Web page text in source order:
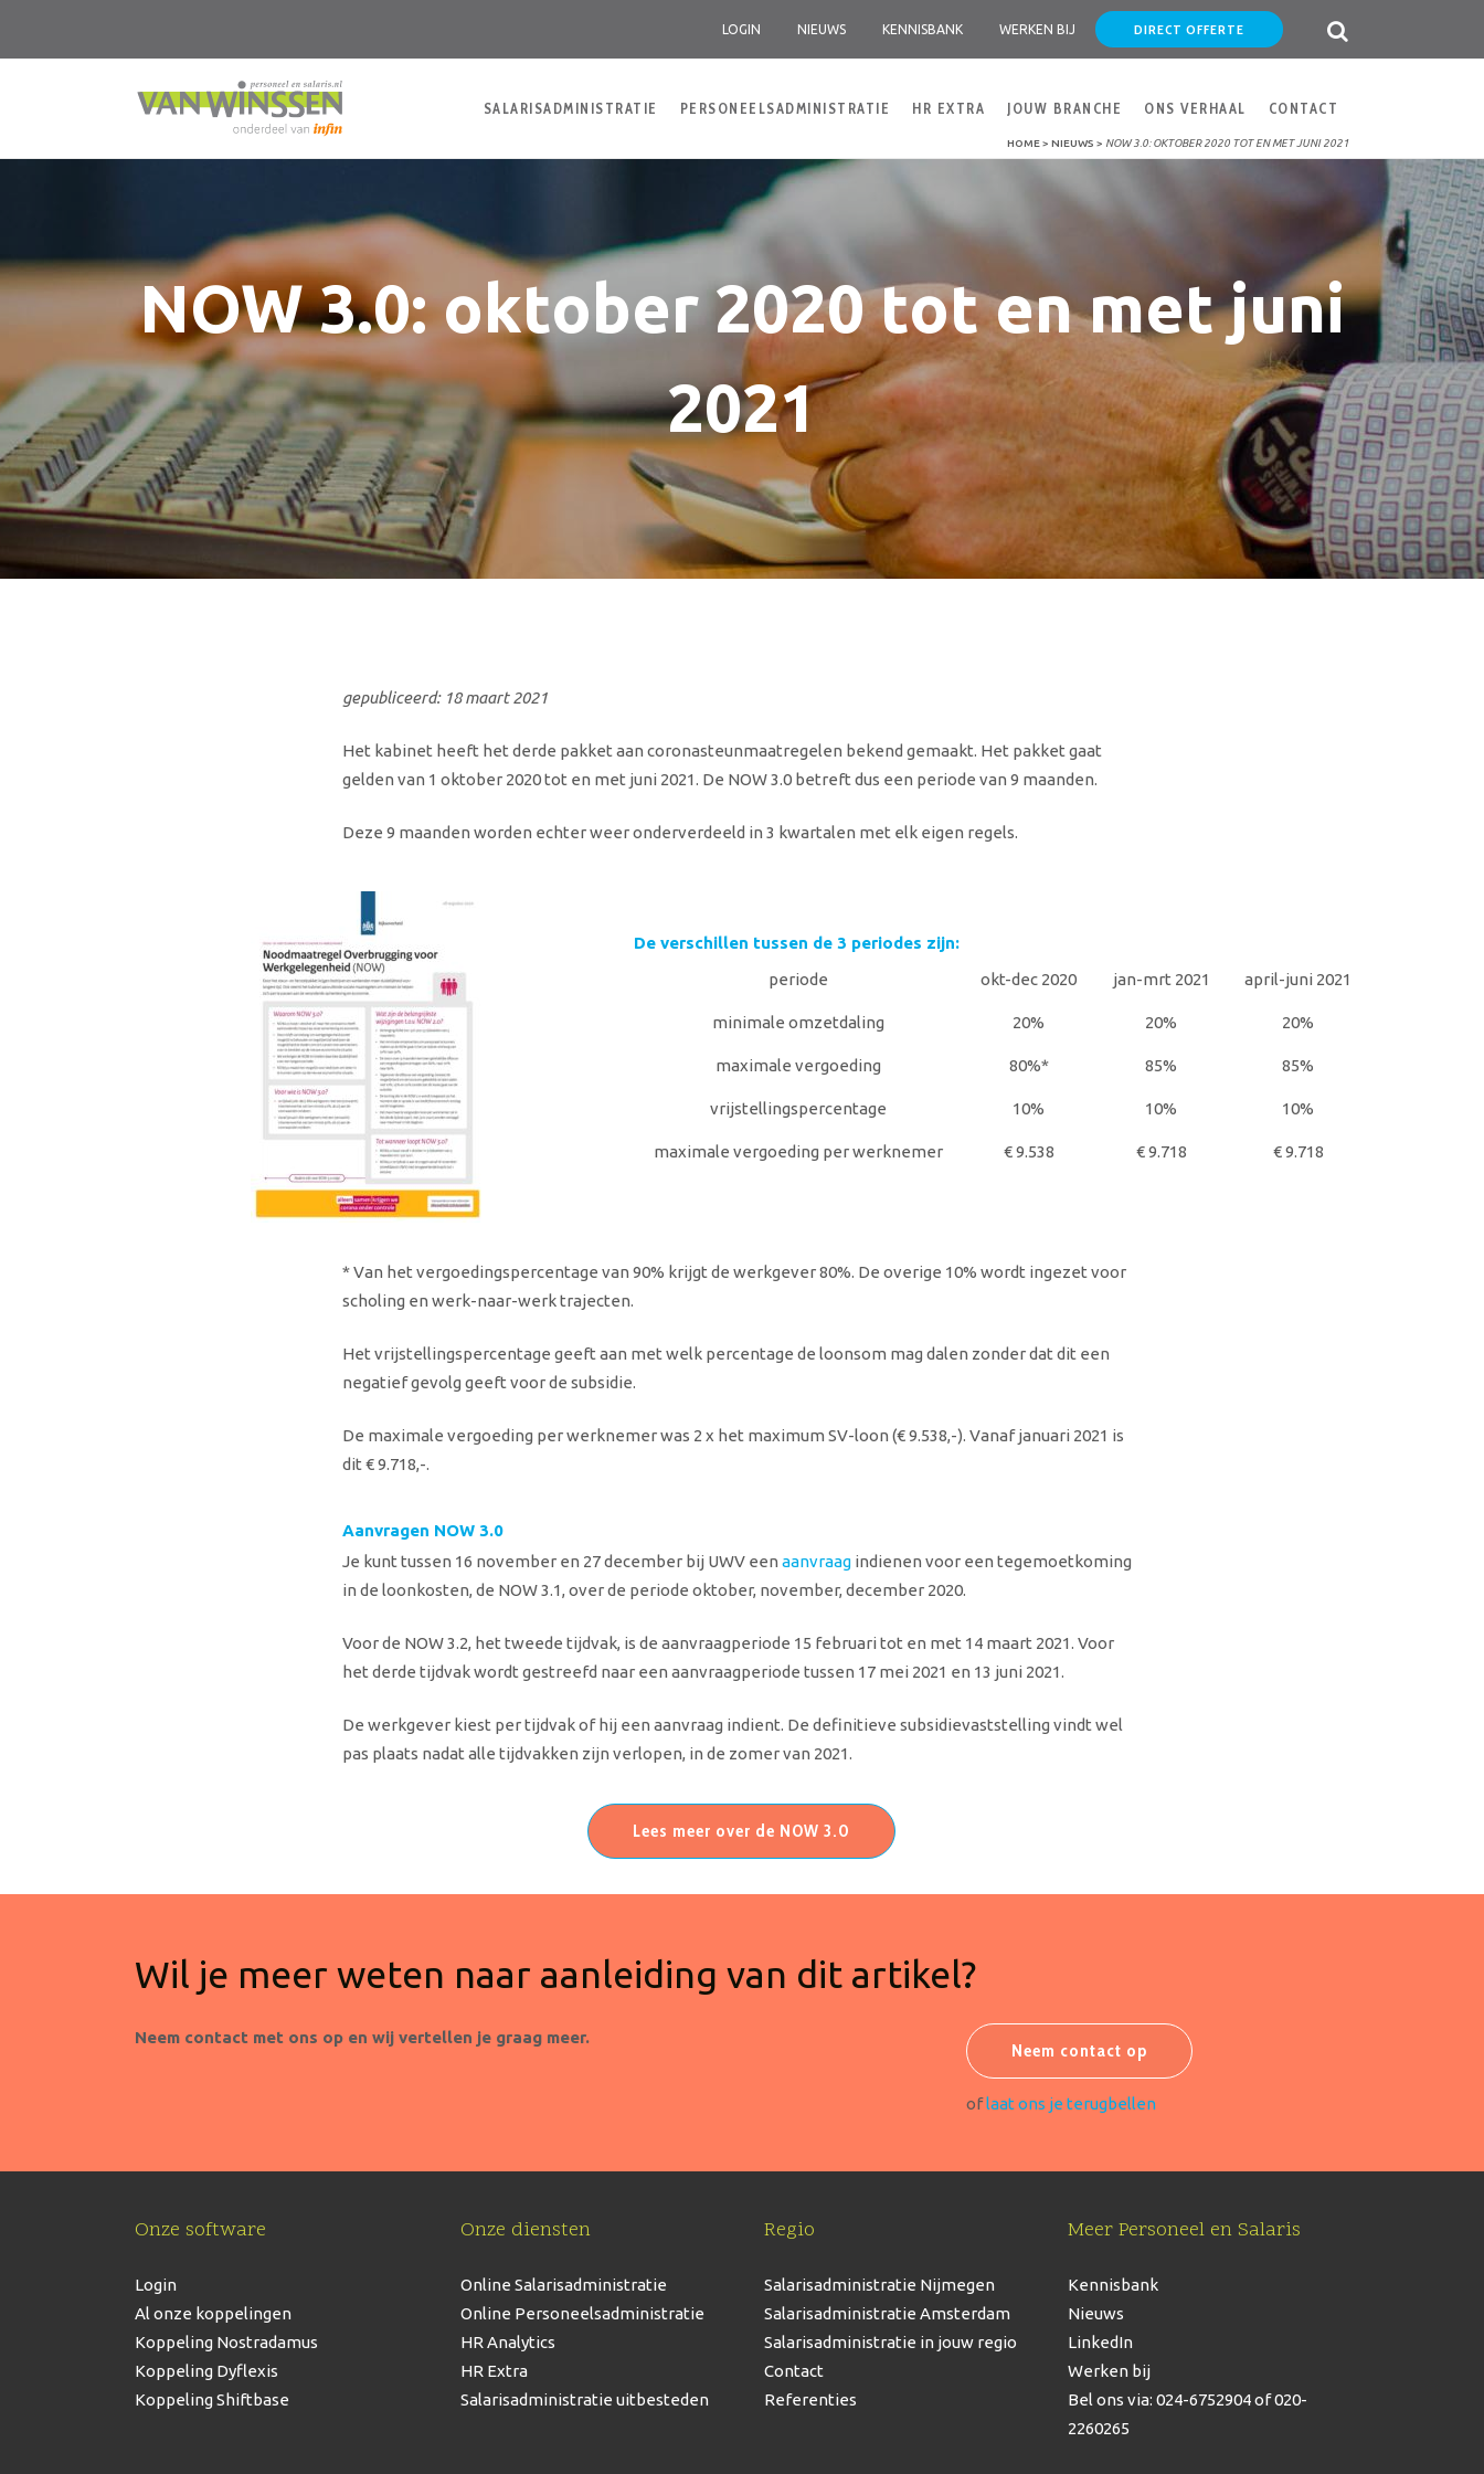
LOGIN NIEUWS KENNISBANK WERKEN BIJ DIRECT OFFERTE
SALARISADMINISTRATIE PERSONEELSADMINISTRATIE HR EXTRA JOUW BRANCHE ONS VERHAAL CONTACT
HOME> NIEUWS > NOW 3.0: OKTOBER 2020 TOT EN MET JUNI 2021
NOW 3.0: oktober 2020 tot en met juni
2021
gepubliceerd: 18 maart 2021
Het kabinet heeft het derde pakket aan coronasteunmaatregelen bekend gemaakt. Het pakket gaat
gelden van 1 oktober 2020 tot en met juni 2021. De NOW 3.0 betreft dus een periode van 9 maanden.
Deze 9 maanden worden echter weer onderverdeeld in 3 kwartalen met elk eigen regels.
De verschillen tussen de 3 periodes zijn:
periode
okt-dec 2020 jan-mrt 2021 april-juni 2021
minimale omzetdaling 20% 20% 20%
maximale vergoeding 80%* 85% 85%
vrijstellingspercentage 10% 10% 10%
maximale vergoeding per werknemer € 9.538 € 9.718 € 9.718
* Van het vergoedingspercentage van 90% krijgt de werkgever 80%. De overige 10% wordt ingezet voor
scholing en werk-naar-werk trajecten.
Het vrijstellingspercentage geeft aan met welk percentage de loonsom mag dalen zonder dat dit een
negatief gevolg geeft voor de subsidie.
De maximale vergoeding per werknemer was 2 x het maximum SV-loon (€ 9.538,-). Vanaf januari 2021 is
dit € 9.718,-.
Aanvragen NOW 3.0
Je kunt tussen 16 november en 27 december bij UWV eenaanvraag indienen voor een tegemoetkoming
in de loonkosten, de NOW 3.1, over de periode oktober, november, december 2020.
Voor de NOW 3.2, het tweede tijdvak, is de aanvraagperiode 15 februari tot en met 14 maart 2021. Voor
het derde tijdvak wordt gestreefd naar een aanvraagperiode tussen 17 mei 2021 en 13 juni 2021.
De werkgever kiest per tijdvak of hij een aanvraag indient. De definitieve subsidievaststelling vindt wel
pas plaats nadat alle tijdvakken zijn verlopen, in de zomer van 2021.
Lees meer over de NOW 3.0
Wil je meer weten naar aanleiding van dit artikel?
Neem contact met ons op en wij vertellen je graag meer.
Neem contact op
oflaat ons je terugbellen
Onze software
Login
Al onze koppelingen
Koppeling Nostradamus
Koppeling Dyflexis
Koppeling Shiftbase
Onze diensten
Online Salarisadministratie
Online Personeelsadministratie
HR Analytics
HR Extra
Salarisadministratie uitbesteden
Regio
Salarisadministratie Nijmegen
Salarisadministratie Amsterdam
Salarisadministratie in jouw regio
Contact
Referenties
Meer Personeel en Salaris
Kennisbank
Nieuws
LinkedIn
Werken bij
Bel ons via: 024-6752904of 020-
2260265